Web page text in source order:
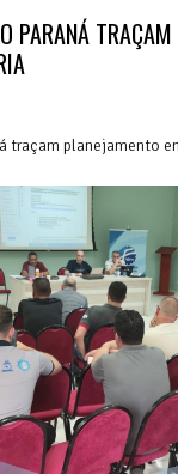
PARANÁ
traçam planejamento